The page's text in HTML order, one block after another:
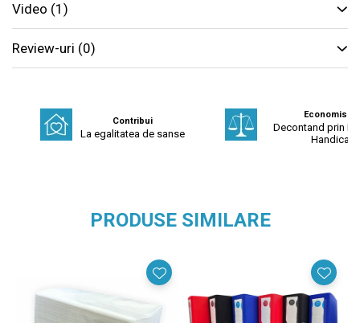
Video (1)
Review-uri (0)
Contribui
La egalitatea de sanse
Decontand prin
Handicap
PRODUSE SIMILARE